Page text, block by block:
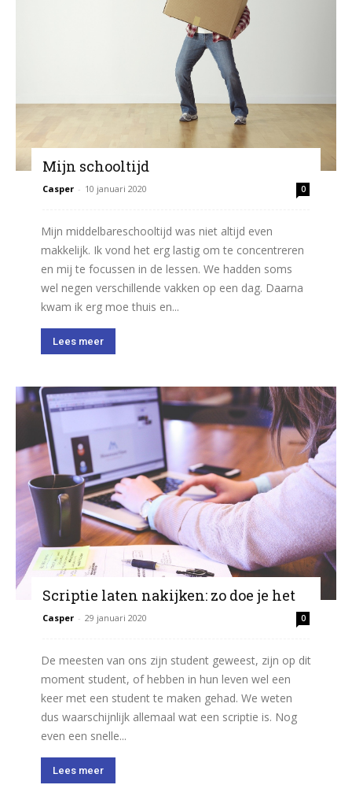
Mijn schooltijd
Casper - 10 januari 2020 0
Mijn middelbareschooltijd was niet altijd even
makkelijk. Ik vond het erg lastig om te concentreren
en mij te focussen in de lessen. We hadden soms
wel negen verschillende vakken op een dag. Daarna
kwam ik erg moe thuis en...
Lees meer
Scriptie laten nakijken: zo doe je het
Casper - 29 januari 2020 0
De meesten van ons zijn student geweest, zijn op dit
moment student, of hebben in hun leven wel een
keer met een student te maken gehad. We weten
dus waarschijnlijk allemaal wat een scriptie is. Nog
even een snelle...
Lees meer